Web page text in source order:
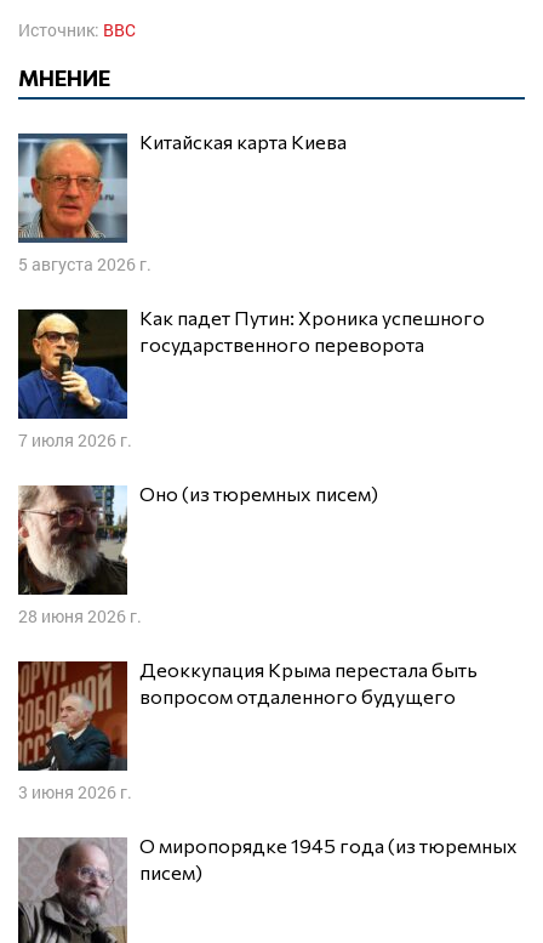
Источник: BBC
МНЕНИЕ
Китайская карта Киева
5 августа 2026 г.
Как падет Путин: Хроника успешного
государственного переворота
7 июля 2026 г.
Оно (из тюремных писем)
28 июня 2026 г.
Деоккупация Крыма перестала быть
вопросом отдаленного будущего
3 июня 2026 г.
О миропорядке 1945 года (из тюремных
писем)